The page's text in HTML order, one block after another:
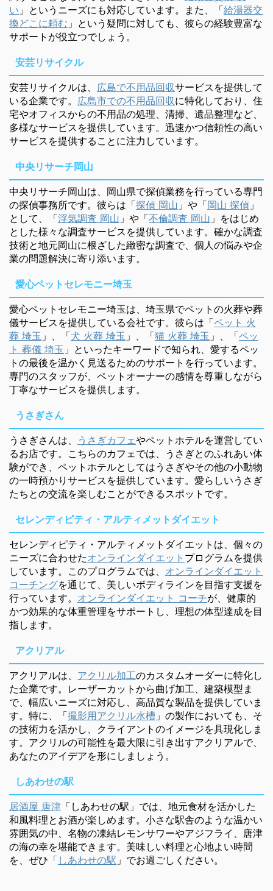
い 」というニーズにも対応しています。また、「給湯器交
換どこに頼む 」という疑問に対しても、彼らの経験豊富な
サポートが役立つでしょう。
安芸リサイクル
安芸リサイクルは、 広島で不用品回収サービスを提供して
いる企業です。 広島市での不用品回収に特化しており、住
宅やオフィスからの不用品の処理、清掃、遺品整理など、
多様なサービスを提供しています。迅速かつ信頼性の高い
サービスを提供することに注力しています。
中央リサーチ岡山
中央リサーチ岡山は、岡山県で探偵業務を行っている専門
の探偵事務所です。彼らは「探偵 岡山 」や「岡山 探偵 」
として、「浮気調査 岡山 」や「不倫調査 岡山 」をはじめ
とした様々な調査サービスを提供しています。確かな調査
技術と地元岡山に根ざした緻密な調査で、個人の悩みや企
業の問題解決に寄り添います。
愛心ペットセレモニー埼玉
愛心ペットセレモニー埼玉は、埼玉県でペットの火葬や葬
儀サービスを提供している会社です。彼らは「ペット 火
葬 埼玉 」、「犬 火葬 埼玉 」、「猫 火葬 埼玉 」、「ペッ
ト 葬儀 埼玉 」といったキーワードで知られ、愛するペッ
トの最後を温かく見送るためのサポートを行っています。
専門のスタッフが、ペットオーナーの感情を尊重しながら
丁寧なサービスを提供します。
うさぎさん
うさぎさんは、 うさぎカフェやペットホテルを運営してい
るお店です。こちらのカフェでは、うさぎとのふれあい体
験ができ、ペットホテルとしてはうさぎやその他の小動物
の一時預かりサービスを提供しています。愛らしいうさぎ
たちとの交流を楽しむことができるスポットです。
セレンディピティ・アルティメットダイエット
セレンディピティ・アルティメットダイエットは、個々の
ニーズに合わせたオンラインダイエット プログラムを提供
しています。このプログラムでは、 オンラインダイエット
コーチングを通じて、美しいボディラインを目指す支援を
行っています。 オンラインダイエット コーチが、健康的
かつ効果的な体重管理をサポートし、理想の体型達成を目
指します。
アクリアル
アクリアルは、 アクリル加工のカスタムオーダーに特化し
た企業です。レーザーカットから曲げ加工、建築模型ま
で、幅広いニーズに対応し、高品質な製品を提供していま
す。特に、「撮影用アクリル水槽 」の製作においても、そ
の技術力を活かし、クライアントのイメージを具現化しま
す。アクリルの可能性を最大限に引き出すアクリアルで、
あなたのアイデアを形にしましょう。
しあわせの駅
居酒屋 唐津 「しあわせの駅」では、地元食材を活かした
和風料理とお酒が楽しめます。小さな駅舎のような温かい
雰囲気の中、名物の凍結レモンサワーやアジフライ、唐津
の海の幸を堪能できます。美味しい料理と心地よい時間
を、ぜひ「 しあわせの駅 」でお過ごしください。